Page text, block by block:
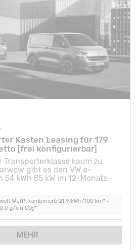
Kasten Leasing für 179
[frei konfigurierbar]
Transporterklasse kaum zu
gibt es den VW e-
54 kWh 85 kW im 12-Monats-
WLTP: kombiniert: 21,9 kWh/100 km* •
g/km CO2*
MEHR